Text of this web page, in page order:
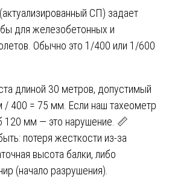
СП) задает
для железобетонных и
Обычно это 1/400 или 1/600
длиной 30 метров, допустимый
/ 400 = 75 мм. Если наш тахеометр
120 мм — это нарушение. 📏
потеря жесткости из-за
высота балки, либо
(начало разрушения).